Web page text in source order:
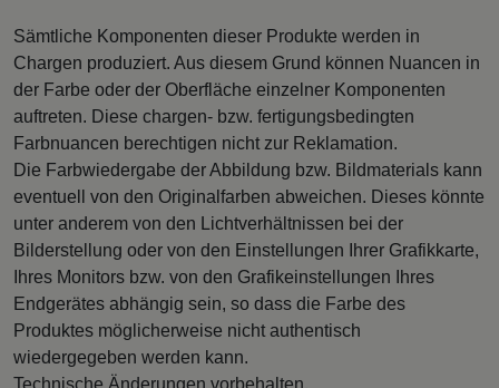
Sämtliche Komponenten dieser Produkte werden in
Chargen produziert. Aus diesem Grund können Nuancen in
der Farbe oder der Oberfläche einzelner Komponenten
auftreten. Diese chargen- bzw. fertigungsbedingten
Farbnuancen berechtigen nicht zur Reklamation.
Die Farbwiedergabe der Abbildung bzw. Bildmaterials kann
eventuell von den Originalfarben abweichen. Dieses könnte
unter anderem von den Lichtverhältnissen bei der
Bilderstellung oder von den Einstellungen Ihrer Grafikkarte,
Ihres Monitors bzw. von den Grafikeinstellungen Ihres
Endgerätes abhängig sein, so dass die Farbe des
Produktes möglicherweise nicht authentisch
wiedergegeben werden kann.
Technische Änderungen vorbehalten.